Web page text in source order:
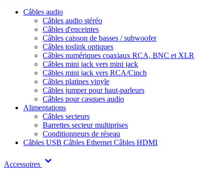
Câbles audio
Câbles audio stéréo
Câbles d'enceintes
Câbles caisson de basses / subwoofer
Câbles toslink optiques
Câbles numériques coaxiaux RCA, BNC et XLR
Câbles mini jack vers mini jack
Câbles mini jack vers RCA/Cinch
Câbles platines vinyle
Câbles jumper pour haut-parleurs
Câbles pour casques audio
Alimentations
Câbles secteurs
Barrettes secteur multiprises
Conditionneurs de réseau
Câbles USB Câbles Ethernet Câbles HDMI
Accessoires